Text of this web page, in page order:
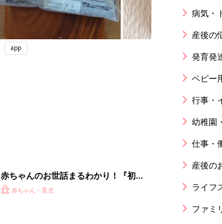
app
赤ちゃんのお世話まるわかり！『初め
てのひよこクラブ 夏号』〈巻頭大特
赤ちゃん・育児
病気・
産後の
発育発
ベビー
行事・
幼稚園
仕事・
産後の
ライフ
ファミ